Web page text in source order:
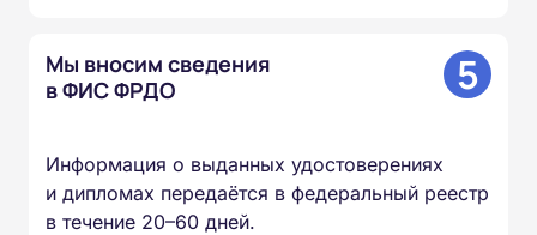
Мы вносим сведения
в ФИС ФРДО
5
Информация о выданных удостоверениях
и дипломах передаётся в федеральный реестр
в течение 20–60 дней.